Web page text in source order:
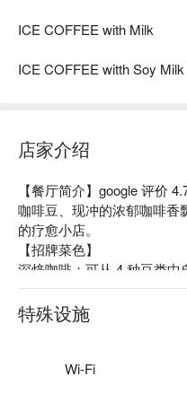
ICE COFFEE with Milk
ICE COFFEE witth Soy Milk
店家介绍
【餐厅简介】google 评价
咖啡豆、现冲的浓郁咖啡香
的疗愈小店。
【招牌菜色】
深焙咖啡：可从 4 种豆类
啡杯，口感醇厚略带焦糖香
黑糖起司蛋糕：使用冲绳黑
黑糖甜腻香味，令人回味无
冻与冲绳香片茶风味糖浆，
特殊设施
Wi-Fi